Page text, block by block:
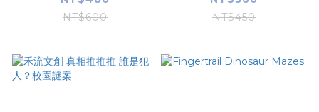
NT$600
NT$450